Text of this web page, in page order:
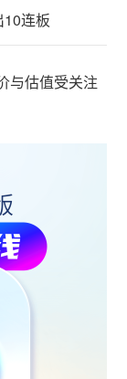
连板
与估值受关注